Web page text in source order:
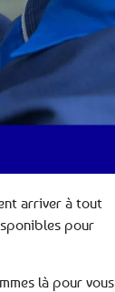
arriver à tout
pour
là pour vous